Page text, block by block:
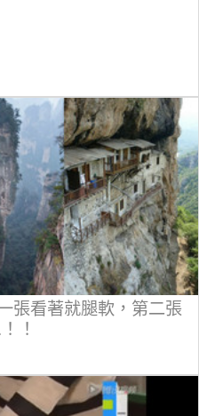
張看著就腿軟，第二張
！